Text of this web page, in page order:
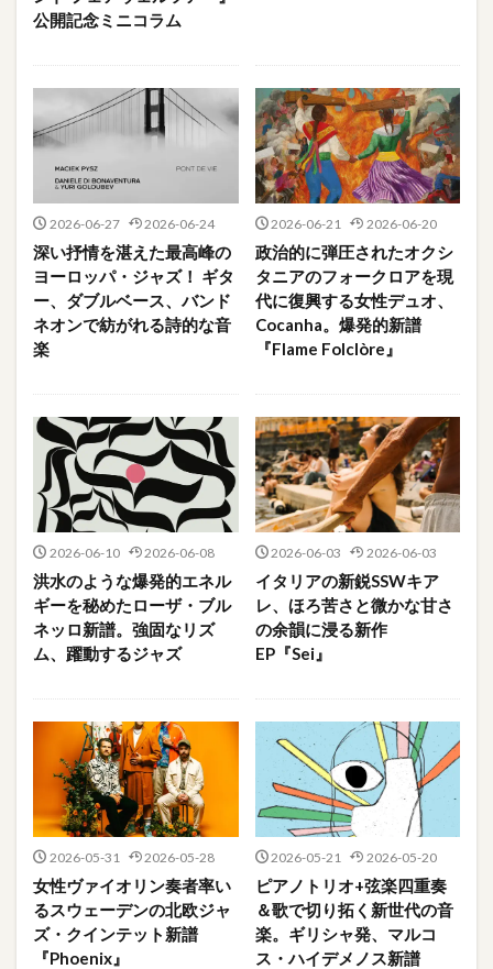
公開記念ミニコラム
2026-06-27 2026-06-24
深い抒情を湛えた最高峰の
ヨーロッパ・ジャズ！ ギタ
ー、ダブルベース、バンド
ネオンで紡がれる詩的な音
楽
2026-06-21 2026-06-20
政治的に弾圧されたオクシ
タニアのフォークロアを現
代に復興する女性デュオ、
Cocanha。爆発的新譜
『Flame Folclòre』
2026-06-10 2026-06-08
洪水のような爆発的エネル
ギーを秘めたローザ・ブル
ネッロ新譜。強固なリズ
ム、躍動するジャズ
2026-06-03 2026-06-03
イタリアの新鋭SSWキア
レ、ほろ苦さと微かな甘さ
の余韻に浸る新作
EP『Sei』
2026-05-31 2026-05-28
女性ヴァイオリン奏者率い
るスウェーデンの北欧ジャ
ズ・クインテット新譜
『Phoenix』
2026-05-21 2026-05-20
ピアノトリオ+弦楽四重奏
＆歌で切り拓く新世代の音
楽。ギリシャ発、マルコ
ス・ハイデメノス新譜